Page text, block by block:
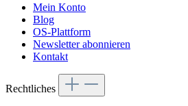
Mein Konto
Blog
OS-Plattform
Newsletter abonnieren
Kontakt
Rechtliches